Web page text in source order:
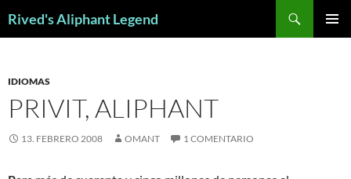
Rived's Aliphant Legend
IDIOMAS
PRIVIT, ALIPHANT
13. FEBRERO 2008 OMANT 1 COMENTARIO